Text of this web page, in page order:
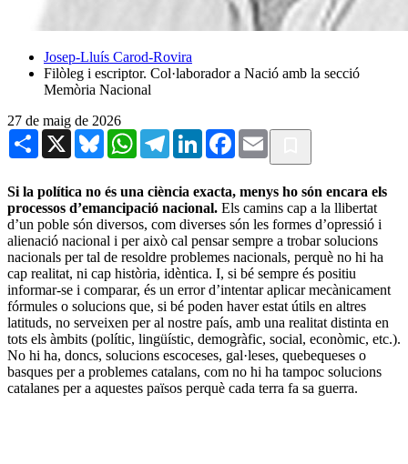
Josep-Lluís Carod-Rovira
Filòleg i escriptor. Col·laborador a Nació amb la secció
Memòria Nacional
27 de maig de 2026
Share X BlueskyWhatsAppTelegramLinkedInFacebook
Email
Si la política no és una ciència exacta, menys ho són encara els
processos d’emancipació nacional. Els camins cap a la llibertat
d’un poble són diversos, com diverses són les formes d’opressió i
alienació nacional i per això cal pensar sempre a trobar solucions
nacionals per tal de resoldre problemes nacionals, perquè no hi ha
cap realitat, ni cap història, idèntica. I, si bé sempre és positiu
informar-se i comparar, és un error d’intentar aplicar mecànicament
fórmules o solucions que, si bé poden haver estat útils en altres
latituds, no serveixen per al nostre país, amb una realitat distinta en
tots els àmbits (polític, lingüístic, demogràfic, social, econòmic, etc.).
No hi ha, doncs, solucions escoceses, gal·leses, quebequeses o
basques per a problemes catalans, com no hi ha tampoc solucions
catalanes per a aquestes països perquè cada terra fa sa guerra.